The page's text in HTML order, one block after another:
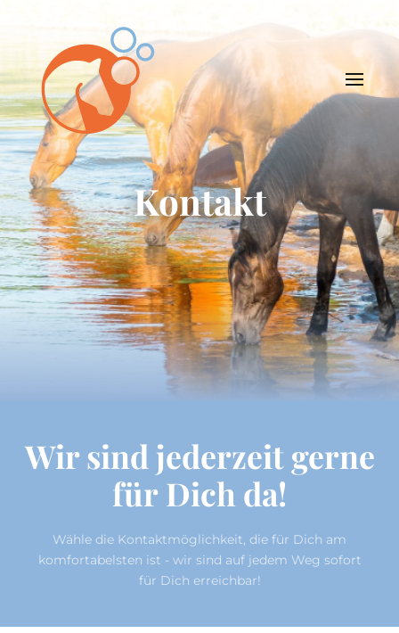
Kontakt
Wir sind jederzeit gerne
für Dich da!
Wähle die Kontaktmöglichkeit, die für Dich am
komfortabelsten ist - wir sind auf jedem Weg sofort
für Dich erreichbar!